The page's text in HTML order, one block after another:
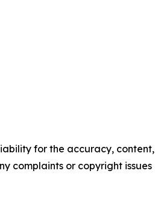
for the accuracy, content,
complaints or copyright issues